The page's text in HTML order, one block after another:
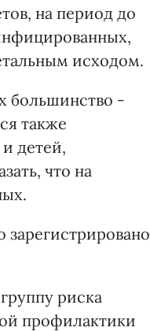
на период до
исходом.
большинство -
также
детей,
что на
зарегистрировано
риска
профилактики